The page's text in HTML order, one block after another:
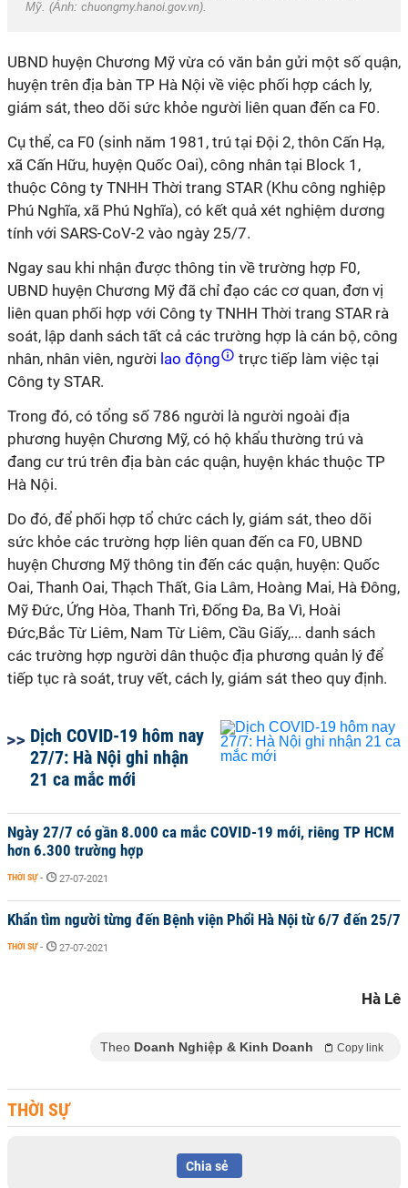
Mỹ. (Ảnh: chuongmy.hanoi.gov.vn).
UBND huyện Chương Mỹ vừa có văn bản gửi một số quận,
huyện trên địa bàn TP Hà Nội về việc phối hợp cách ly,
giám sát, theo dõi sức khỏe người liên quan đến ca F0.
Cụ thể, ca F0 (sinh năm 1981, trú tại Đội 2, thôn Cấn Hạ,
xã Cấn Hữu, huyện Quốc Oai), công nhân tại Block 1,
thuộc Công ty TNHH Thời trang STAR (Khu công nghiệp
Phú Nghĩa, xã Phú Nghĩa), có kết quả xét nghiệm dương
tính với SARS-CoV-2 vào ngày 25/7.
Ngay sau khi nhận được thông tin về trường hợp F0,
UBND huyện Chương Mỹ đã chỉ đạo các cơ quan, đơn vị
liên quan phối hợp với Công ty TNHH Thời trang STAR rà
soát, lập danh sách tất cả các trường hợp là cán bộ, công
nhân, nhân viên, người lao động
trực tiếp làm việc tại
Công ty STAR.
Trong đó, có tổng số 786 người là người ngoài địa
phương huyện Chương Mỹ, có hộ khẩu thường trú và
đang cư trú trên địa bàn các quận, huyện khác thuộc TP
Hà Nội.
Do đó, để phối hợp tổ chức cách ly, giám sát, theo dõi
sức khỏe các trường hợp liên quan đến ca F0, UBND
huyện Chương Mỹ thông tin đến các quận, huyện: Quốc
Oai, Thanh Oai, Thạch Thất, Gia Lâm, Hoàng Mai, Hà Đông,
Mỹ Đức, Ứng Hòa, Thanh Trì, Đống Đa, Ba Vì, Hoài
Đức,Bắc Từ Liêm, Nam Từ Liêm, Cầu Giấy,... danh sách
các trường hợp người dân thuộc địa phương quản lý để
tiếp tục rà soát, truy vết, cách ly, giám sát theo quy định.
Dịch COVID-19 hôm nay
27/7: Hà Nội ghi nhận
21 ca mắc mới
Ngày 27/7 có gần 8.000 ca mắc COVID-19 mới, riêng TP HCM
hơn 6.300 trường hợp
THỜI SỰ - 27-07-2021
Khẩn tìm người từng đến Bệnh viện Phổi Hà Nội từ 6/7 đến 25/7
THỜI SỰ - 27-07-2021
Hà Lê
Theo Doanh Nghiệp & Kinh Doanh Copy link
THỜI SỰ
Chia sẻ